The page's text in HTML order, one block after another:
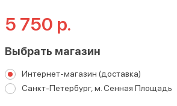
5 750 р.
Выбрать магазин
Интернет-магазин (доставка)
Санкт-Петербург, м. Сенная Площадь